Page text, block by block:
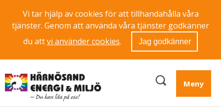
Vi tar hjälp av cookies för att tillhandahålla våra
tjänster. Genom att använda våra tjänster godkänner
du attvi använder cookies. Jag godkänner
Meny